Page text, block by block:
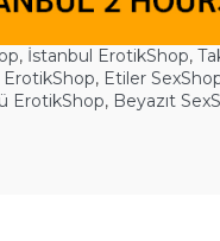
, İstanbul ErotikShop,
, Etiler
ErotikShop, Beyazıt